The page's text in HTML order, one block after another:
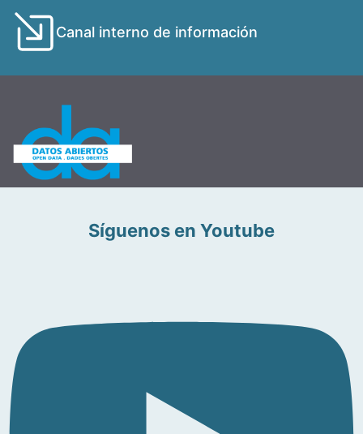
Canal interno de información
Síguenos en Youtube